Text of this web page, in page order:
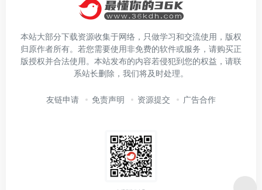
本站大部分下载资源收集于网络，只做学习和交流使用，版权
归原作者所有。若您需要使用非免费的软件或服务，请购买正
版授权并合法使用。本站发布的内容若侵犯到您的权益，请联
系站长删除，我们将及时处理。
友链申请 免责声明 资源提交 广告合作